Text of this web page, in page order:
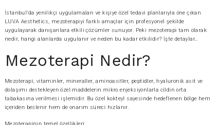
İstanbul’da yenilikçi uygulamaları ve kişiye özel tedavi planlarıyla öne çıkan
LUVA Aesthetics, mezoterapiyi farklı amaçlar için profesyonel şekilde
uygulayarak danışanlara etkili çözümler sunuyor. Peki mezoterapi tam olarak
nedir, hangi alanlarda uygulanır ve neden bu kadar etkilidir? İşte detaylar…
Mezoterapi Nedir?
Mezoterapi; vitaminler, mineraller, aminoasitler, peptidler, hyaluronik asit ve
dolaşımı destekleyen özel maddelerin mikro enjeksiyonlarla cildin orta
tabakasına verilmesi işlemidir. Bu özel kokteyl sayesinde hedeflenen bölge hem
içeriden beslenir hem de onarım süreci hızlanır.